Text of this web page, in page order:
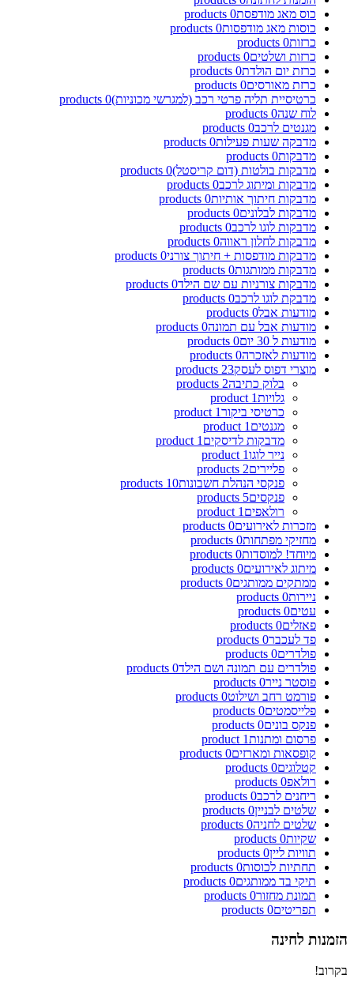
כוס מאג מודפסת0
products
כוסות מאג מודפסות0
products
כרזות0
products
כרזות ושלטים0
products
כרזת יום הולדת0
products
כרזת מאורסים0
products
כרטיסיית תליה פרטי רכב (למגרשי מכוניות)0
products
לוח שנה0
products
מגנטים לרכב0
products
מדבקה שעות פעילות0
products
מדבקות0
products
מדבקות בולטות (דום קריסטל)0
products
מדבקות ומיתוג לרכב0
products
מדבקות חיתוך אותיות0
products
מדבקות לבלונים0
products
מדבקות לוגו לרכב0
products
מדבקות לחלון ראווה0
products
מדבקות מודפסות + חיתוך צורני0
products
מדבקות ממותגות0
products
מדבקות צורניות עם שם הילד0
products
מדבקת לוגו לרכב0
products
מודעות אבל0
products
מודעות אבל עם תמונה0
products
מודעות ל 30 יום
0
products
מודעות לאזכרה0
products
מוצרי דפוס לעסק23
products
בלוק כתיבה2
products
גלויות1
product
כרטיסי ביקור1
product
מגנטים 1
product
מדבקות לדיסקים 1
product
נייר לוגו1
product
פליירים2
products
פנקסי הנהלת חשבונות10
products
פנקסים5
products
רולאפים 1
product
מזכרות לאירועים0
products
מחזיקי מפתחות0
products
מיוחד! למוסדות0
products
מיתוג לאירועים0
products
ממתקים ממותגים0
products
ניירות0
products
עטים0
products
פאזלים0
products
פד לעכבר0
products
פולדרים0
products
פולדרים עם תמונה ושם הילד0
products
פוסטר נייר0
products
פורמט רחב ושילוט0
products
פלייסמטים0
products
פנקס בונים0
products
פרסום ומתנות1
product
קופסאות ומארזים0
products
קטלוגים0
products
רולאפ0
products
ריחנים לרכב0
products
שלטים לבניין0
products
שלטים לחניה0
products
שקיות0
products
תוויות ליין0
products
תחתיות לכוסות0
products
תיקי בד ממותגים0
products
תמונת מחזור0
products
תפריטים0
products
הזמנות לחינה
בקרוב!